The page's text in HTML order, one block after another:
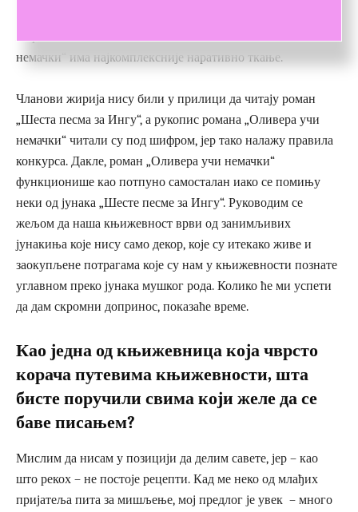
немачки“ има најкомплексније наративно ткање.
Чланови жирија нису били у прилици да читају роман
„Шеста песма за Ингу“, а рукопис романа „Оливера учи
немачки“ читали су под шифром, јер тако налажу правила
конкурса. Дакле, роман „Оливера учи немачки“
функционише као потпуно самосталан иако се помињу
неки од јунака „Шесте песме за Ингу“. Руководим се
жељом да наша књижевност врви од занимљивих
јунакиња које нису само декор, које су итекако живе и
заокупљене потрагама које су нам у књижевности познате
углавном преко јунака мушког рода. Колико ће ми успети
да дам скромни допринос, показаће време.
Као једна од књижевница која чврсто
корача путевима књижевности, шта
бисте поручили свима који желе да се
баве писањем?
Мислим да нисам у позицији да делим савете, јер – као
што рекох – не постоје рецепти. Кад ме неко од млађих
пријатеља пита за мишљење, мој предлог је увек – много